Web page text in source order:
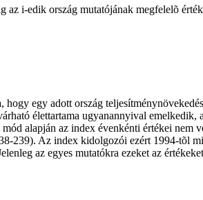
az i-edik ország mutatójának megfelelõ
egy adott ország
élettartama ugyanannyival
alapján az index évenkénti értékei nem
239). Az index kidolgozói ezért 1994-tõl
az egyes mutatókra ezeket az